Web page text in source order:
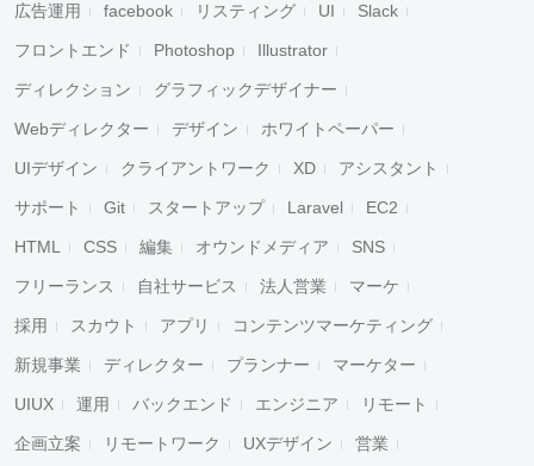
広告運用 facebook リスティング UI Slack
フロントエンド Photoshop Illustrator
ディレクション グラフィックデザイナー
Webディレクター デザイン ホワイトペーパー
UIデザイン クライアントワーク XD アシスタント
サポート Git スタートアップ Laravel EC2
HTML CSS 編集 オウンドメディア SNS
フリーランス 自社サービス 法人営業 マーケ
採用 スカウト アプリ コンテンツマーケティング
新規事業 ディレクター プランナー マーケター
UIUX 運用 バックエンド エンジニア リモート
企画立案 リモートワーク UXデザイン 営業